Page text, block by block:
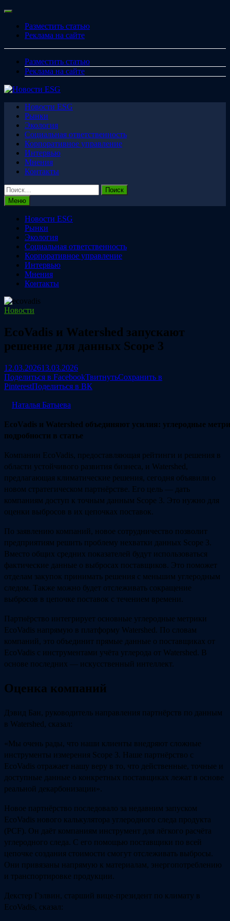
Перейти
содержимому
Меню
Разместить статью
Реклама на сайте
Разместить статью
Реклама на сайте
Новости ESG
Рынки
Экология
Социальная ответственность
Корпоративное управление
Интервью
Мнения
Контакты
Найти:
Меню
Новости ESG
Рынки
Экология
Социальная ответственность
Корпоративное управление
Интервью
Мнения
Контакты
Новости
EcoVadis и Watershed запускают
решение для данных Scope 3
12.03.202613.03.2026
Поделиться в FacebookТвитнутьСохранить в
PinterestПоделиться в ВК
Наталья Батыева
EcoVadis и Watershed объединяют усилия: углеродные
подробности в статье
Компании EcoVadis, предоставляющая рейтинги и решения в
области устойчивого развития бизнеса, и Watershed,
предлагающая климатические решения, сегодня объявили о
новом стратегическом партнёрстве. Его цель — дать
компаниям доступ к точным данным Scope 3. Это нужно для
оценки выбросов в их цепочках поставок.
По заявлению компаний, новое сотрудничество позволит
предприятиям решить проблему нехватки данных Scope 3.
Вместо общих средних показателей будут использоваться
фактические данные о выбросах поставщиков. Это поможет
отделам закупок принимать решения с меньшим углеродным
следом. Также можно будет отслеживать сокращение
выбросов в цепочке поставок с течением времени.
Партнёрство интегрирует основные углеродные метрики
EcoVadis напрямую в платформу Watershed. По словам
компаний, это объединит прямые данные о поставщиках от
EcoVadis с инструментами учёта углерода от Watershed. В
основе последних — искусственный интеллект.
Оценка компаний
Дэвид Бан, руководитель направления партнёрств по данным
в Watershed, сказал:
«Мы очень рады, что наши клиенты внедряют сложные
инструменты измерения Scope 3. Наше партнёрство с
EcoVadis отражает нашу веру в то, что действенные, точные и
доступные данные о конкретных поставщиках лежат в основе
реальной декарбонизации».
Новое партнёрство последовало за недавним запуском
EcoVadis нового калькулятора углеродного следа продукта
(PCF). Он даёт компаниям инструмент для лёгкого расчёта
углеродного следа. С его помощью поставщики по всей
цепочке создания стоимости смогут отслеживать выбросы.
Они привязаны напрямую к материалам, энергопотреблению
и транспортировке продукции.
Декстер Гэлвин, старший вице‑президент по климату в
EcoVadis, сказал: